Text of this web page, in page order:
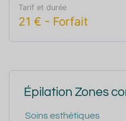
Tarif et durée
21 € - Forfait
Épilation Zones
Soins esthétiques